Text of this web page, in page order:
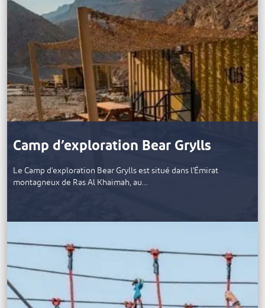
Camp d’exploration Bear Grylls
Le Camp d'exploration Bear Grylls est situé dans l'Émirat
montagneux de Ras Al Khaimah, au…